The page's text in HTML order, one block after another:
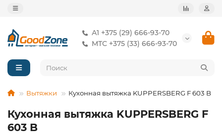
А1 +375 (29) 666-93-70
МТС +375 (33) 666-93-70
Вытяжки Кухонная вытяжка KUPPERSBERG F 603 B
Кухонная вытяжка KUPPERSBERG F
603 B